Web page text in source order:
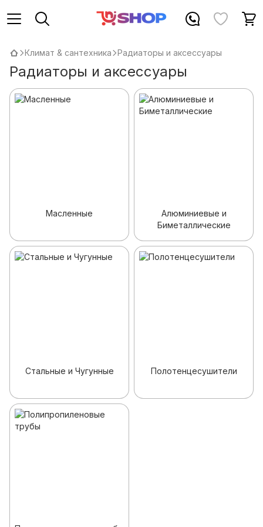
Климат & сантехника Радиаторы и аксессуары
Радиаторы и аксессуары
Масленные
Алюминиевые и
Биметаллические
Стальные и Чугунные Полотенцесушители